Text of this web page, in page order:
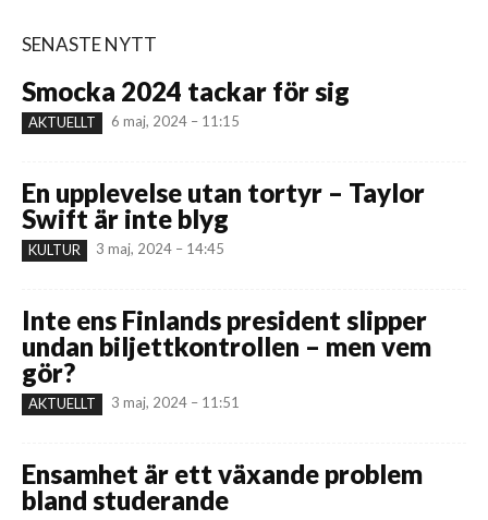
SENASTE NYTT
Smocka 2024 tackar för sig
AKTUELLT 6 maj, 2024 – 11:15
En upplevelse utan tortyr – Taylor
Swift är inte blyg
KULTUR 3 maj, 2024 – 14:45
Inte ens Finlands president slipper
undan biljettkontrollen – men vem
gör?
AKTUELLT 3 maj, 2024 – 11:51
Ensamhet är ett växande problem
bland studerande